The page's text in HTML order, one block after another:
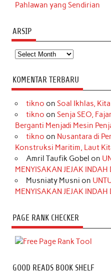
Pahlawan yang Sendirian
ARSIP
Arsip
KOMENTAR TERBARU
tikno on Soal Ikhlas,
tikno on Senja SEO,
Berganti Menjadi Mesin
tikno on Nusantara di
Konstruksi Maritim, Laut
Amril Taufik Gobel on
MENYISAKAN JEJAK INDAH
Musniaty Musni on
MENYISAKAN JEJAK INDAH
PAGE RANK CHECKER
GOOD READS BOOK SHELF